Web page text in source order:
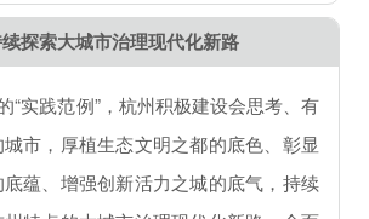
续探索大城市治理现代化新路
“实践范例”，杭州积极建设会思考、有
市，厚植生态文明之都的底色、彰显
蕴、增强创新活力之城的底气，持续